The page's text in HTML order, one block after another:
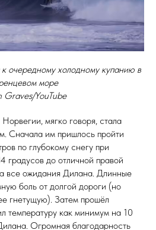
очередному холодному купанию в
море
Graves/YouTube
мягко говоря, стала
Сначала им пришлось пройти
по глубокому снегу при
градусов до отличной правой
все ожидания Дилана. Длинные
боль от долгой дороги (но
гнетущую). Затем прошёл
температуру как минимум на 10
Огромная благодарность